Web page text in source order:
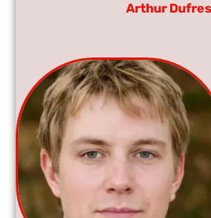
Arthur